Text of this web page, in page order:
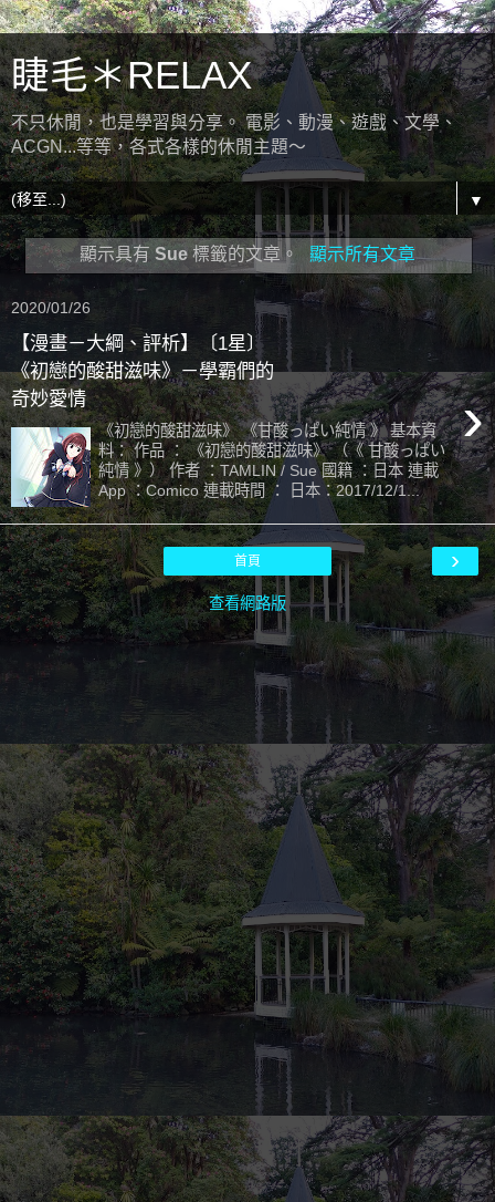
睫毛＊RELAX
不只休閒，也是學習與分享。 電影、動漫、遊戲、文學、
ACGN...等等，各式各樣的休閒主題～
▼
顯示具有 Sue標籤的文章。 顯示所有文章
2020/01/26
【漫畫－大綱、評析】〔1星〕
《初戀的酸甜滋味》－學霸們的
奇妙愛情
›
《初戀的酸甜滋味》 《甘酸っぱい純情 》 基本資
料： 作品 ： 《初戀的酸甜滋味》 （《 甘酸っぱい
純情 》） 作者 ：TAMLIN / Sue 國籍 ：日本 連載
App ：Comico 連載時間 ： 日本：2017/12/1...
›
首頁
查看網路版